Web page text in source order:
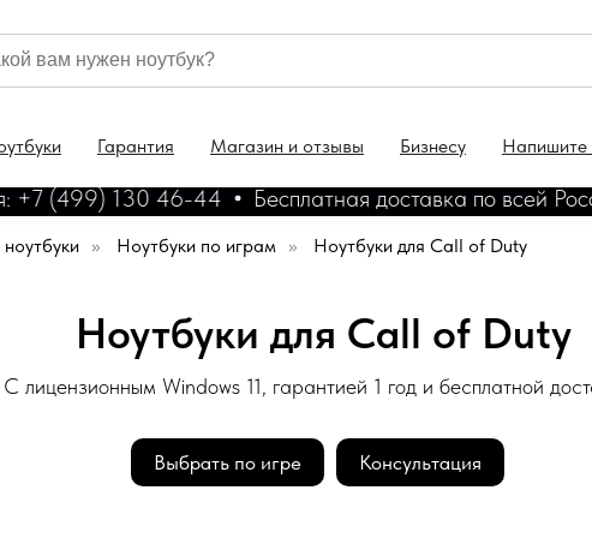
Гарантия Магазин и отзывы Бизнесу Напишите
(499) 130 46-44 Бесплатная доставка по всей России
» Ноутбуки по играм » Ноутбуки для Call of Duty
Ноутбуки для Call of Duty
С лицензионным Windows 11, гарантией 1 год и бесплатной
Выбрать по игре Консультация